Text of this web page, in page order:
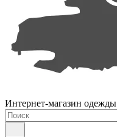
Интернет-магазин одежды